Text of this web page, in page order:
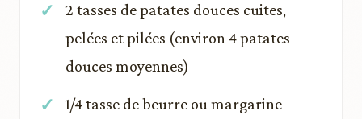
2 tasses de patates douces cuites,
pelées et pilées (environ 4 patates
douces moyennes)
1/4 tasse de beurre ou margarine